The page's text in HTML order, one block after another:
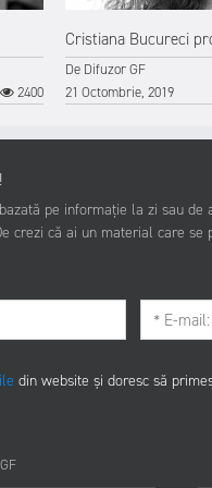
2400
Cristiana Bucureci
De Difuzor GF
21 Octombrie, 2019
pe informație la zi sau
crezi că ai un material care
din website și doresc să